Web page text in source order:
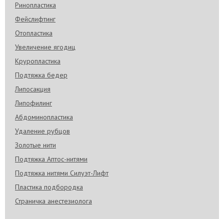
Ринопластика
Фейслифтинг
Отопластика
Увеличение ягодиц
Круропластика
Подтяжка бедер
Липосакция
Липофилинг
Абдоминопластика
Удаление рубцов
Золотые нити
Подтяжка Аптос-нитями
Подтяжка нитями Силуэт-Лифт
Пластика подбородка
Страничка анестезиолога